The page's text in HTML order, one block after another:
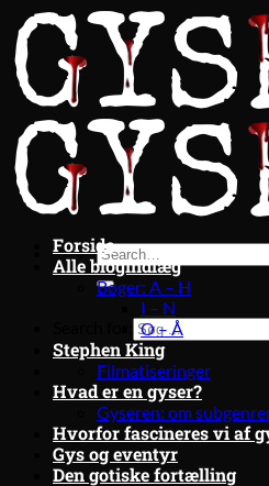
Fortsæt
til
indhold
Forside
Alle blogindlæg
Bøger: A – H
I – N
O – Å
Stephen King
Filmatiseringer
Hvad er en gyser?
Gyseren: om
Hvorfor fascineres vi af
Gys og eventyr
Den gotiske fortælling